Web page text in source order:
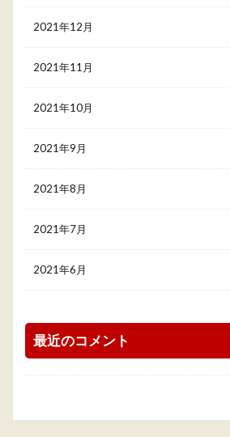
2021年12月
2021年11月
2021年10月
2021年9月
2021年8月
2021年7月
2021年6月
最近のコメント